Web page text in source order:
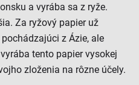
a vyrába sa z ryže.
Za ryžový papier už
z Ázie, ale
tento papier vysokej
zloženia na rôzne účely.